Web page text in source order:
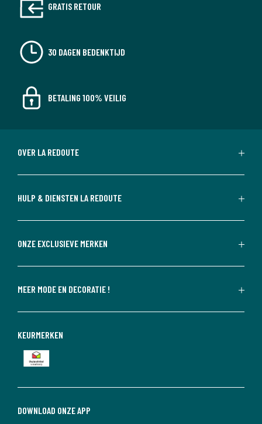
GRATIS RETOUR
30 DAGEN BEDENKTIJD
BETALING 100% VEILIG
OVER LA REDOUTE
HULP & DIENSTEN LA REDOUTE
ONZE EXCLUSIEVE MERKEN
MEER MODE EN DECORATIE !
DOWNLOAD ONZE APP
KEURMERKEN